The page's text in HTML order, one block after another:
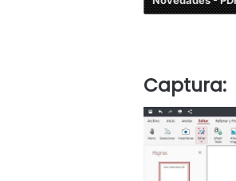
Captura: